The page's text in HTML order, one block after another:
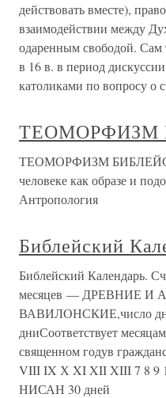
действовать вместе),
взаимодействии между
одаренным свободой.
в 16 в. в период
католиками по вопросу о
ТЕОМОРФИЗМ
ТЕОМОРФИЗМ
человеке как образе и
Антропология
Библейский
Библейский Календарь.
месяцев — ДРЕВНИЕ И
ВАВИЛОНСКИЕ,число
дниСоответствует
священном годув
VIII IX Х XI XII XIII 7 8 9
НИСАН 30 дней